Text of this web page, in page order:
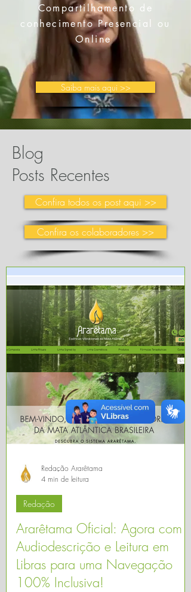
Compartilhamento de
conhecimento Presencial ou
Online
Saiba mais aqui >>
Blog
Posts Recentes
Confira todos os post aqui >>
Confira os colaboradores >>
Ararêtama Oficial: Agora com
Audiodescrição e Leitura em
Libras para uma Navegação
100% Inclusiva!
Redação
Redação Ararêtama
4 min de leitura